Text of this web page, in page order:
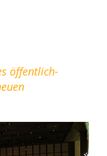
öffentlich-